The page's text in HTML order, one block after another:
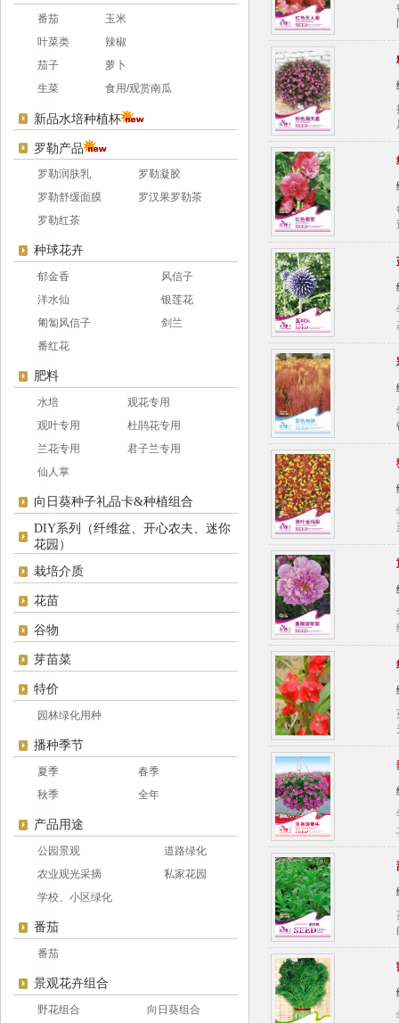
番茄
玉米
叶菜类
辣椒
茄子
萝卜
生菜
食用/观赏南瓜
新品水培种植杯
罗勒产品
罗勒润肤乳
罗勒凝胶
罗勒舒缓面膜
罗汉果罗勒茶
罗勒红茶
种球花卉
郁金香
风信子
洋水仙
银莲花
匍匐风信子
剑兰
番红花
肥料
水培
观花专用
观叶专用
杜鹃花专用
兰花专用
君子兰专用
仙人掌
向日葵种子礼品卡&种植组合
DIY系列（纤维盆、开心农夫、迷你
花园）
栽培介质
花苗
谷物
芽苗菜
特价
园林绿化用种
播种季节
夏季
春季
秋季
全年
产品用途
公园景观
道路绿化
农业观光采摘
私家花园
学校、小区绿化
番茄
番茄
景观花卉组合
野花组合
向日葵组合